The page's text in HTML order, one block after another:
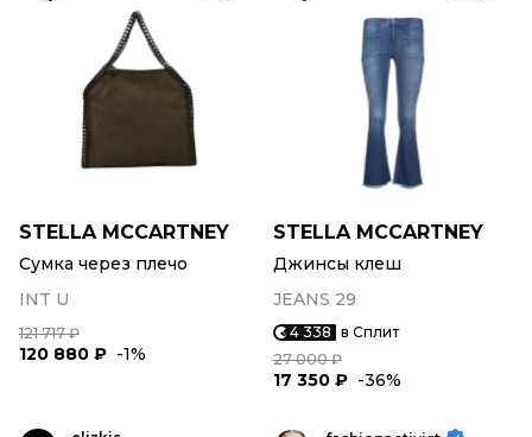
STELLA MCCARTNEY
Сумка через плечо
INT U
121 717 ₽
120 880 ₽ -1%
STELLA MCCARTNEY
Джинсы клеш
JEANS 29
4 338 в Сплит
27 000 ₽
17 350 ₽ -36%